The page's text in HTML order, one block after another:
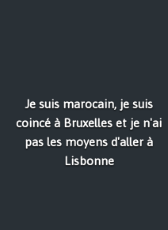
Je suis marocain, je suis
coincé à Bruxelles et je n'ai
pas les moyens d'aller à
Lisbonne